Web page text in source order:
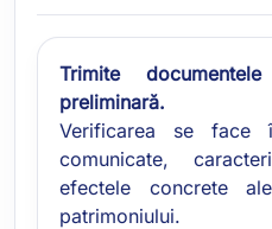
Trimite
preliminară.
Verificarea se face
comunicate,
efectele concrete
patrimoniului.